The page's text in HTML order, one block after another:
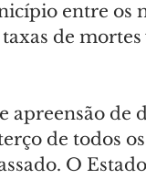
entre os
de
apreensão de
de todos
O